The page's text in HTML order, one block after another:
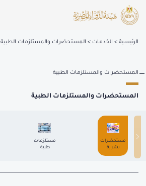
الرئيسية الخدمات المستحضرات والمستلزمات الطبية
المستحضرات والمستلزمات الطبية
المستحضرات والمستلزمات الطبية
بشرية
طبية